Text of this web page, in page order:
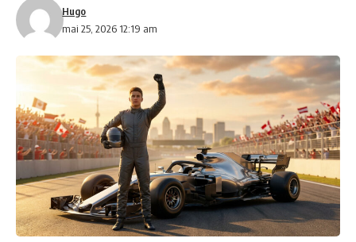
mai 25, 2026 12:19 am
Hugo